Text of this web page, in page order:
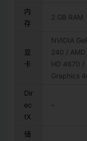
内
存
2 GB RAM
显
卡
NVIDIA
240 / AMD
HD 4670 /
Graphics
Dir
ec
tX
–
储